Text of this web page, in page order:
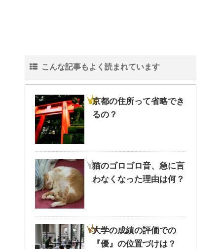
こんな記事もよく読まれています
京都の住所って省略でき
るの？
猫のゴロゴロ音、急に言
わなくなった理由は何？
大学の成績の評価での
『優』の位置づけは？